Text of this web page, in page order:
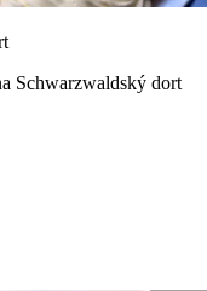
Schwarzwaldský dort